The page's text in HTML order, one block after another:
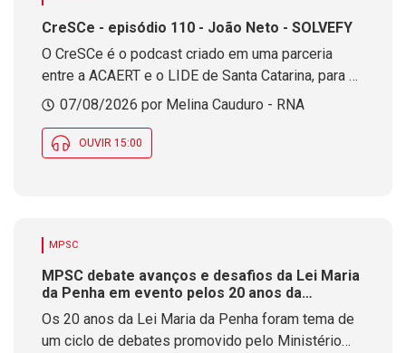
CreSCe - episódio 110 - João Neto - SOLVEFY
O CreSCe é o podcast criado em uma parceria
entre a ACAERT e o LIDE de Santa Catarina, para o
desenvolvimento de marcas e lideranças
07/08/2026 por Melina Cauduro - RNA
OUVIR 15:00
MPSC
MPSC debate avanços e desafios da Lei Maria
da Penha em evento pelos 20 anos da
legislação
Os 20 anos da Lei Maria da Penha foram tema de
um ciclo de debates promovido pelo Ministério